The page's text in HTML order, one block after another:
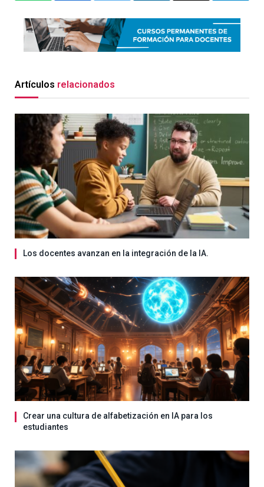
Artículos relacionados
Los docentes avanzan en la integración de la IA.
Crear una cultura de alfabetización en IA para los
estudiantes